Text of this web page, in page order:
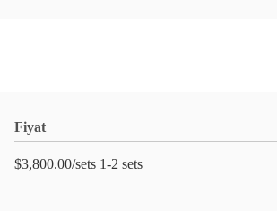
Fiyat
$3,800.00/sets 1-2 sets